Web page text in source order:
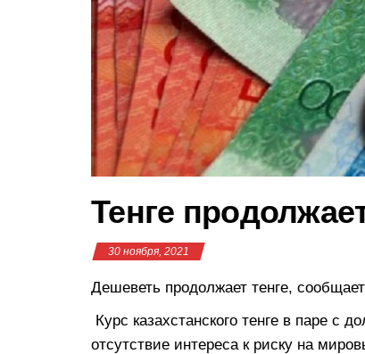
Тенге
30 ноября, 2021
Дешеветь продолжает тенге, сообщает
Курс казахстанского тенге в паре с
отсутствие интереса к риску на